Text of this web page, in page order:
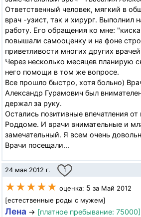
Ответственный человек, мягкий в
врач -узист, так и хирург. Выполнил
работу. Его обращения ко мне:
повышали самооценку и на фоне
приветливости многих других
Через несколько месяцев планирую
него помощи в том же вопросе.
Все прошло быстро, хотя больно)
Александр Гурамович был
держал за руку.
Остались позитивные впечатления
Роддоме. И врачи внимательные и
замечательный. Я всем очень
Врачи посещали...
24 мая 2012 г. 1
★★★★★ оценка: 5 за Май 2012
[естественные роды с мужем]
Лена → [платное пребывание: 75000]